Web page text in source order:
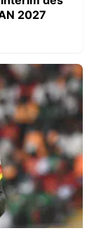
2027